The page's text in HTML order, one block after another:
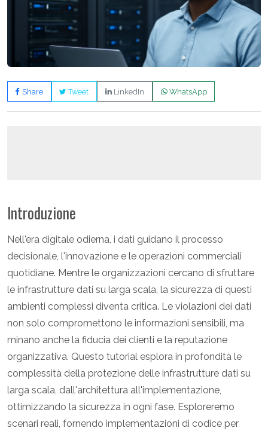
Share Tweet LinkedIn WhatsApp
Introduzione
Nell'era digitale odierna, i dati guidano il processo
decisionale, l'innovazione e le operazioni commerciali
quotidiane. Mentre le organizzazioni cercano di sfruttare
le infrastrutture dati su larga scala, la sicurezza di questi
ambienti complessi diventa critica. Le violazioni dei dati
non solo compromettono le informazioni sensibili, ma
minano anche la fiducia dei clienti e la reputazione
organizzativa. Questo tutorial esplora in profondità le
complessità della protezione delle infrastrutture dati su
larga scala, dall'architettura all'implementazione,
ottimizzando la sicurezza in ogni fase. Esploreremo
scenari reali, fornendo implementazioni di codice per